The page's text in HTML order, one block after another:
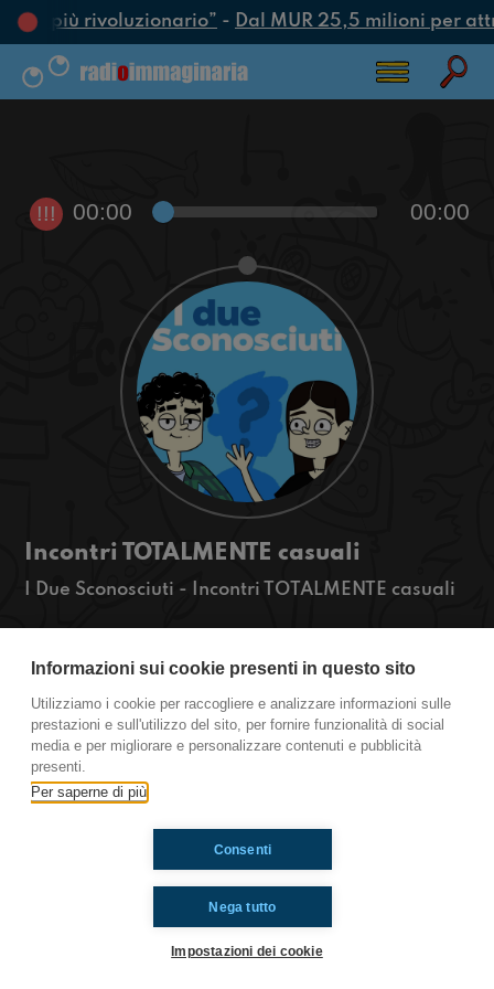
più rivoluzionario”- Dal MUR 25,5 milioni per
!!! 00:00 00:00
Incontri TOTALMENTE casuali
I Due Sconosciuti - Incontri TOTALMENTE casuali
aspirante doppiatore che ha ridoppiato film come
di dizione ed abbiamo parlato delle passioni più
strane al mondo... insomma praticamente una
puntata stratosferica! Ascoltaci!
Ti è piaciuto? Condividilo!
Informazioni sui cookie presenti in questo sito
Utilizziamo i cookie per raccogliere e analizzare informazioni sulle
prestazioni e sull'utilizzo del sito, per fornire funzionalità di social
media e per migliorare e personalizzare contenuti e pubblicità
presenti.
Per saperne di più
Nega tutto
Consenti
Impostazioni dei cookie